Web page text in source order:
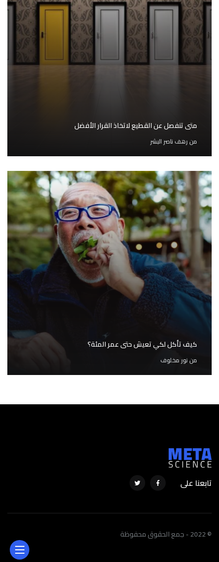
متى تنفصل عن القطيع لاتخاذ القرار الأفضل
من رهف ناصر البشر
كيف تأكل لكي تعيش حتى عمر المئة؟
من نور مخلوف
تابعنا على
© 2022 - جمع الحقوق محفوظة